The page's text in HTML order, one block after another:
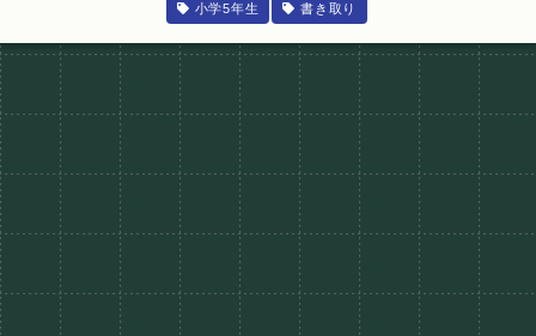
小学5年生 書き取り